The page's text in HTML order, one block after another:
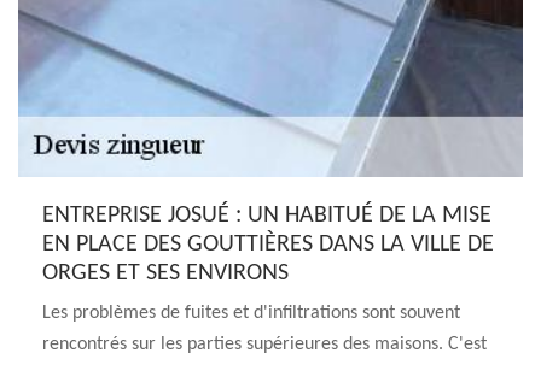
ENTREPRISE JOSUÉ : UN HABITUÉ DE LA MISE
EN PLACE DES GOUTTIÈRES DANS LA VILLE DE
ORGES ET SES ENVIRONS
Les problèmes de fuites et d'infiltrations sont souvent
rencontrés sur les parties supérieures des maisons. C'est